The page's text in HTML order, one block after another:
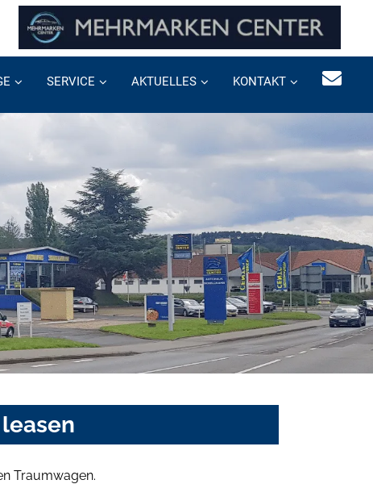
SERVICE AKTUELLES KONTAKT
Traumwagen.